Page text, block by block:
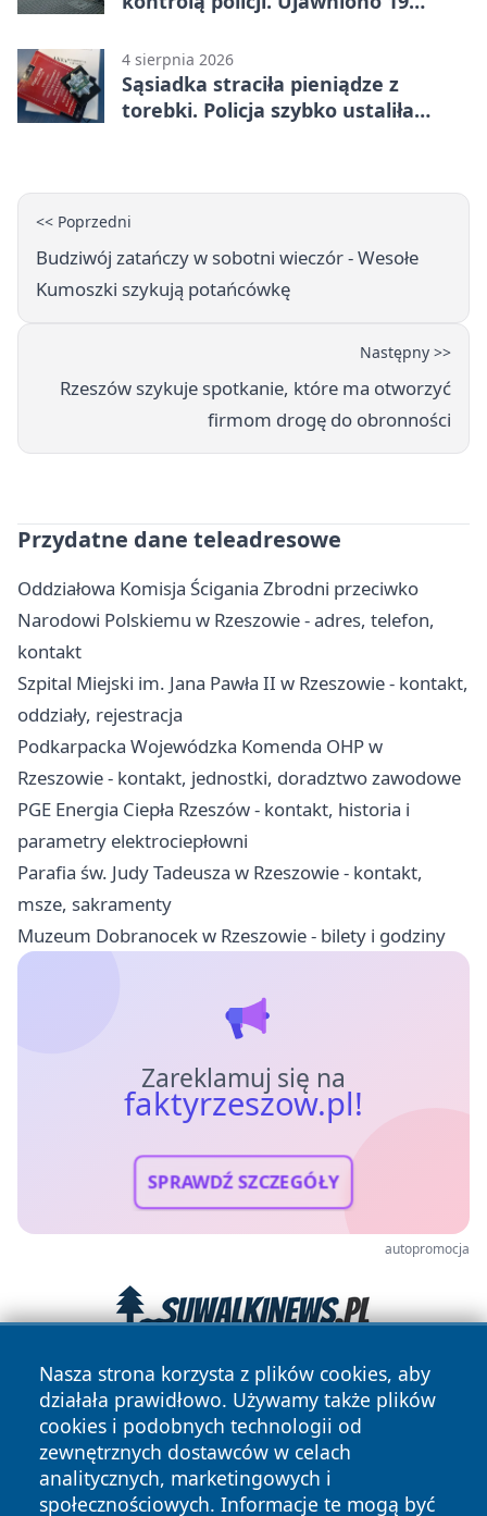
4 sierpnia 2026
Sąsiadka straciła pieniądze z
torebki. Policja szybko ustaliła
<< Poprzedni
Budziwój zatańczy w sobotni wieczór - Wesołe
Kumoszki szykują potańcówkę
Następny >>
Rzeszów szykuje spotkanie, które ma otworzyć
firmom drogę do obronności
Przydatne dane teleadresowe
Oddziałowa Komisja Ścigania Zbrodni przeciwko
Narodowi Polskiemu w Rzeszowie - adres, telefon,
kontakt
Szpital Miejski im. Jana Pawła II w Rzeszowie - kontakt,
oddziały, rejestracja
Podkarpacka Wojewódzka Komenda OHP w
Rzeszowie - kontakt, jednostki, doradztwo zawodowe
PGE Energia Ciepła Rzeszów - kontakt, historia i
parametry elektrociepłowni
Parafia św. Judy Tadeusza w Rzeszowie - kontakt,
msze, sakramenty
Muzeum Dobranocek w Rzeszowie - bilety i godziny
Zareklamuj się na
faktyrzeszow.pl!
SPRAWDŹ SZCZEGÓŁY
autopromocja
Nasza strona korzysta z plików cookies, aby
działała prawidłowo. Używamy także plików
cookies i podobnych technologii od
zewnętrznych dostawców w celach
analitycznych, marketingowych i
społecznościowych. Informacje te mogą być